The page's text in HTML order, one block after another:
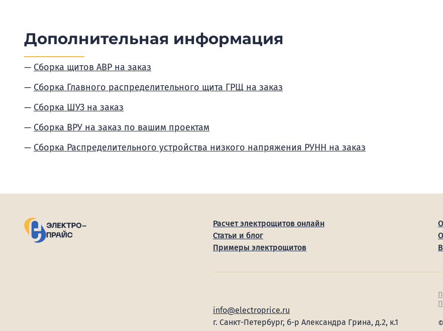
Дополнительная информация
Сборка щитов АВР на заказ
Сборка Главного распределительного щита ГРЩ на заказ
Сборка ШУЗ на заказ
Сборка ВРУ на заказ по вашим проектам
Сборка Распределительного устройства низкого напряжения РУНН на заказ
Расчет электрощитов онлайн
Статьи и блог
Примеры электрощитов
info@electroprice.ru
г. Санкт-Петербург, б-р Александра Грина, д.2, к.1